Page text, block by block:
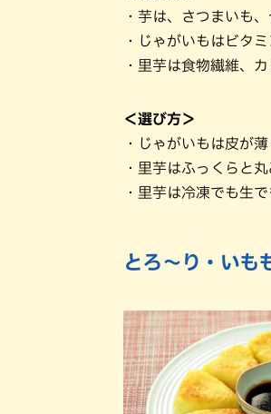
・芋は、さつまいも
・じゃがいもはビタ
・里芋は食物繊維、カ
＜選び方＞
・じゃがいもは皮が
・里芋はふっくらと
・里芋は冷凍でも生
とろ～り・いも